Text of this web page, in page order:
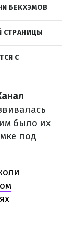
БЕКХЭМОВ
СТРАНИЦЫ
С
было их
под